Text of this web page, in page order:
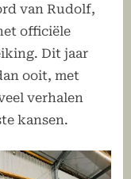
van Rudolf,
officiële
Dit jaar
ooit, met
verhalen
kansen.